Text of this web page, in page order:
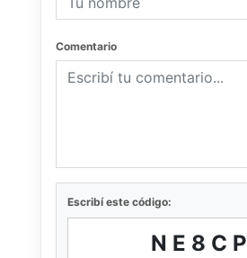
Comentario
Escribí este código:
NE8CP